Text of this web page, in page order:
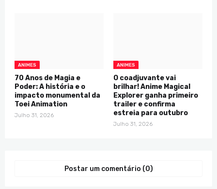
ANIMES
70 Anos de Magia e
Poder: A história e o
impacto monumental da
Toei Animation
Julho 31, 2026
ANIMES
O coadjuvante vai
brilhar! Anime Magical
Explorer ganha primeiro
trailer e confirma
estreia para outubro
Julho 31, 2026
Postar um comentário (0)